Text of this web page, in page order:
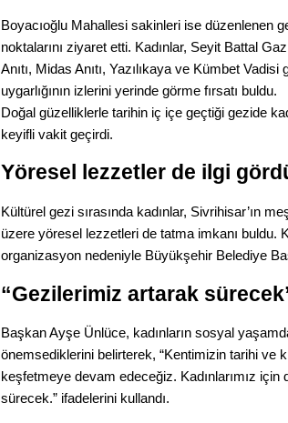
Boyacıoğlu Mahallesi sakinleri ise düzenlenen
noktalarını ziyaret etti. Kadınlar, Seyit Battal
Anıtı, Midas Anıtı, Yazılıkaya ve Kümbet
uygarlığının izlerini yerinde görme fırsatı buldu.
Doğal güzelliklerle tarihin iç içe geçtiği gezide
keyifli vakit geçirdi.
Yöresel lezzetler de ilgi
Kültürel gezi sırasında kadınlar, Sivrihisar’ın
üzere yöresel lezzetleri de tatma imkanı buldu.
organizasyon nedeniyle Büyükşehir Belediye
“Gezilerimiz artarak
Başkan Ayşe Ünlüce, kadınların sosyal
önemsediklerini belirterek, “Kentimizin tarihi ve
keşfetmeye devam edeceğiz. Kadınlarımız
sürecek.” ifadelerini kullandı.